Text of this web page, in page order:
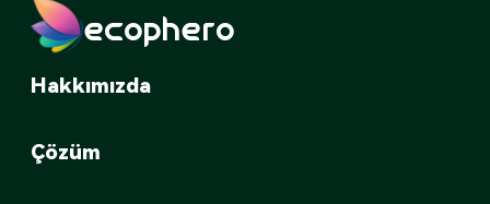
ecophero
Hakkımızda
Çözüm